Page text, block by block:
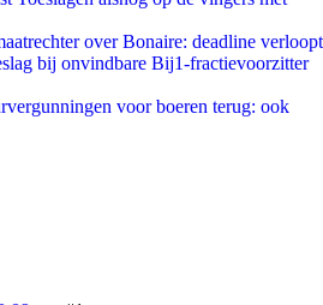
over Bonaire: deadline verloopt
bij onvindbare Bij1-fractievoorzitter
voor boeren terug: ook